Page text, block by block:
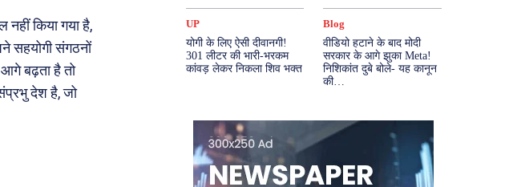
किया गया है,
सहयोगी संगठनों
बढ़ता है तो
देश है, जो
UP
योगी के लिए ऐसी दीवानगी!
301 लीटर की भारी-भरकम
कांवड़ लेकर निकला शिव भक्त
Blog
वीडियो हटाने के बाद मोदी
सरकार के आगे झुका Meta!
निशिकांत दुबे बोले- यह कानून
की…